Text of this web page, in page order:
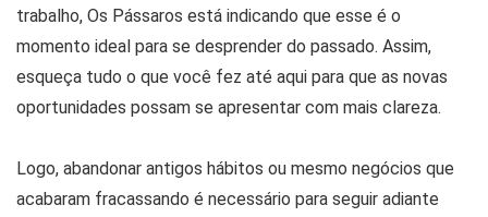
trabalho, Os Pássaros está indicando que esse é o
momento ideal para se desprender do passado. Assim,
esqueça tudo o que você fez até aqui para que as novas
oportunidades possam se apresentar com mais clareza.
Logo, abandonar antigos hábitos ou mesmo negócios que
acabaram fracassando é necessário para seguir adiante